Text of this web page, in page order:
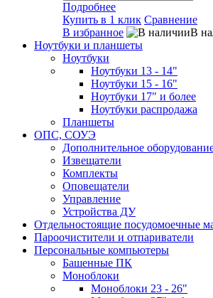
Подробнее
Купить в 1 клик Сравнение
В избранное
В
Ноутбуки и планшеты
Ноутбуки
Ноутбуки 13 - 14"
Ноутбуки 15 - 16"
Ноутбуки 17" и более
Ноутбуки распродажа
Планшеты
ОПС, СОУЭ
Дополнительное
Извещатели
Комплекты
Оповещатели
Управление
Устройства ДУ
Отдельностоящие посудомоечные
Пароочистители и отпариватели
Персональные компьютеры
Башенные ПК
Моноблоки
Моноблоки 23 - 26"